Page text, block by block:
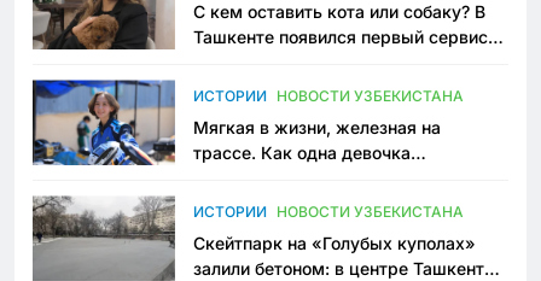
С кем оставить кота или собаку? В
Ташкенте появился первый сервис
ИСТОРИИ НОВОСТИ УЗБЕКИСТАНА
Мягкая в жизни, железная на
трассе. Как одна девочка
Узбекистане
ИСТОРИИ НОВОСТИ УЗБЕКИСТАНА
Скейтпарк на «Голубых куполах»
залили бетоном: в центре Ташкента